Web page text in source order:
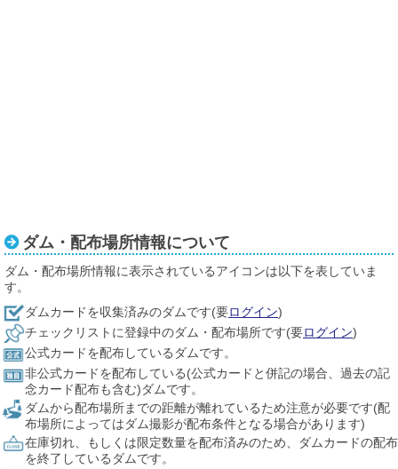
ダム・配布場所情報について
ダム・配布場所情報に表示されているアイコンは以下を表していま
す。
ダムカードを収集済みのダムです(要ログイン)
チェックリストに登録中のダム・配布場所です(要ログイン)
公式カードを配布しているダムです。
非公式カードを配布している(公式カードと併記の場合、過去の記
念カード配布も含む)ダムです。
ダムから配布場所までの距離が離れているため注意が必要です(配
布場所によってはダム撮影が配布条件となる場合があります)
在庫切れ、もしくは限定数量を配布済みのため、ダムカードの配布
を終了しているダムです。